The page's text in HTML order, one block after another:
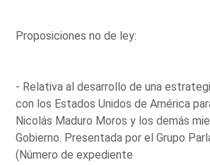
Proposiciones no de ley:
- Relativa al desarrollo de una
con los Estados Unidos de América
Nicolás Maduro Moros y los demás
Gobierno. Presentada por el Grupo
(Número de expediente